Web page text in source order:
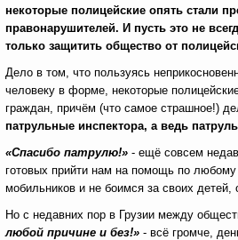
некоторые полицейские опять стали
правонарушителей. И пусть это не
только защитить общество от
Дело в том, что пользуясь
человеку в форме, некоторые
граждан, причём (что самое страшное!)
патрульные инспектора, а ведь
«Спасибо патрулю!» - ещё совсем
готовых прийти нам на помощь по
мобильников и не боимся за своих
Но с недавних пор в Грузии между
любой причине и без!» - всё громче,